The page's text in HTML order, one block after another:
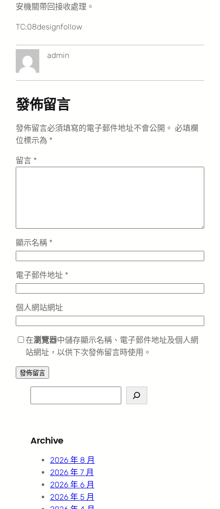
安機關帶回接收處理。
TC:08designfollow
admin
發佈留言
發佈留言必須填寫的電子郵件地址不會公開。 必填欄
位標示為 *
留言 *
顯示名稱 *
電子郵件地址 *
個人網站網址
在瀏覽器中儲存顯示名稱、電子郵件地址及個人網
站網址，以供下次發佈留言時使用。
e
c
Archive
2026 年 8 月
2026 年 7 月
2026 年 6 月
2026 年 5 月